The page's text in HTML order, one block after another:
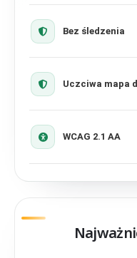
Bez śledzenia
Uczciwa mapa
WCAG 2.1 AA